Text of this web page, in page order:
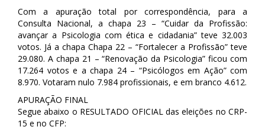
Com a apuração total por correspondência, para a
Consulta Nacional, a chapa 23 – “Cuidar da Profissão:
avançar a Psicologia com ética e cidadania” teve 32.003
votos. Já a chapa Chapa 22 – “Fortalecer a Profissão” teve
29.080. A chapa 21 – “Renovação da Psicologia” ficou com
17.264 votos e a chapa 24 – “Psicólogos em Ação” com
8.970. Votaram nulo 7.984 profissionais, e em branco 4.612.
APURAÇÃO FINAL
Segue abaixo o RESULTADO OFICIAL das eleições no CRP-
15 e no CFP: